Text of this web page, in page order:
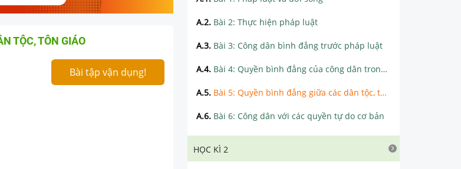
TỘC, TÔN GIÁO
Bài tập vận dụng!
A.2. Bài 2: Thực hiện pháp luật
A.3. Bài 3: Công dân bình đẳng trước pháp luật
A.4. Bài 4: Quyền bình đẳng của công dân trong một số lĩnh vực đời sống
A.5. Bài 5: Quyền bình đẳng giữa các dân tộc, tôn giáo
A.6. Bài 6: Công dân với các quyền tự do cơ bản
HỌC KÌ 2